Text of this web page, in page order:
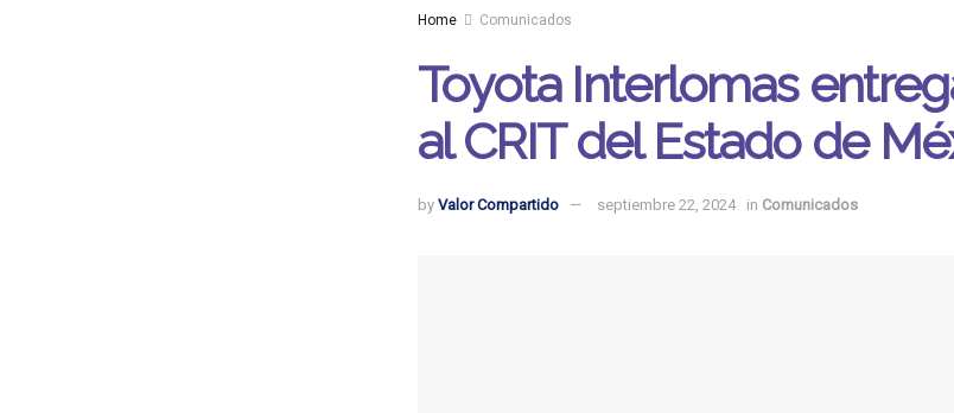
Home Comunicados
Toyota Interlomas
al CRIT del Estado de
by Valor Compartido septiembre 22, 2024 in Comunicados